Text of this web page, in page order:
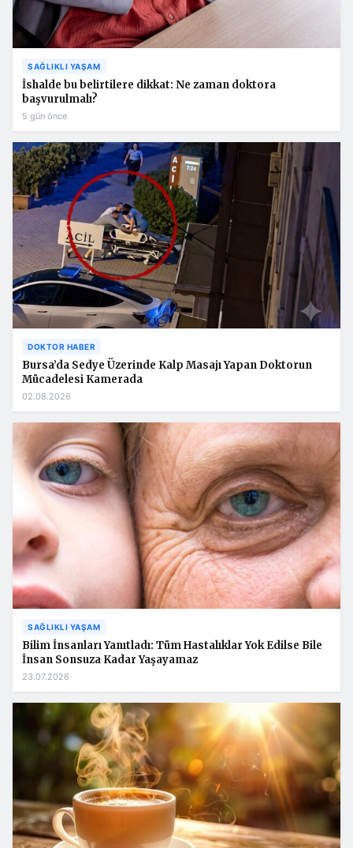
SAĞLIKLI YAŞAM
İshalde bu belirtilere dikkat: Ne zaman doktora
başvurulmalı?
5 gün önce
DOKTOR HABER
Bursa’da Sedye Üzerinde Kalp Masajı Yapan Doktorun
Mücadelesi Kamerada
02.08.2026
SAĞLIKLI YAŞAM
Bilim İnsanları Yanıtladı: Tüm Hastalıklar Yok Edilse Bile
İnsan Sonsuza Kadar Yaşayamaz
23.07.2026